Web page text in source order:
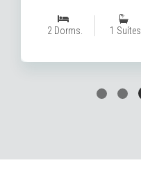
2 Dorms. 1 Suítes